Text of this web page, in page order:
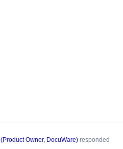
(Product Owner, DocuWare)responded